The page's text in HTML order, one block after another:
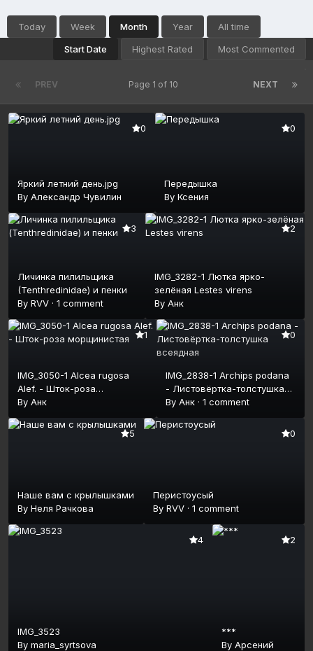
Today Week Month Year
All time
Start Date
Highest Rated Most Commented
PREV NEXT
Page 1 of 10
0
Яркий летний день.jpg
By Александр Чувилин
0
Передышка
ByКсения
3
Личинка пилильщика
(Tenthredinidae) и пенки
By RVV · 1 comment
2
IMG_3282-1 Лютка ярко-
зелёная Lestes virens
By Анк
1
IMG_3050-1 Alcea rugosa
Alef. - Шток-роза
морщинистая
By Анк
0
IMG_2838-1 Archips podana
- Листовёртка-толстушка
всеядная
By Анк · 1 comment
5
Наше вам с крылышками
By Неля Рачкова
0
Перистоусый
ByRVV ·1 comment
4
IMG_3523
By maria_syrtsova
2
***
By Арсений